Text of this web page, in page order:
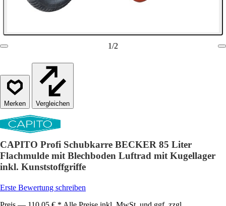
1/2
Vergleichen
CAPITO Profi Schubkarre BECKER 85 Liter
Flachmulde mit Blechboden Luftrad mit Kugellager
inkl. Kunststoffgriffe
Erste Bewertung schreiben